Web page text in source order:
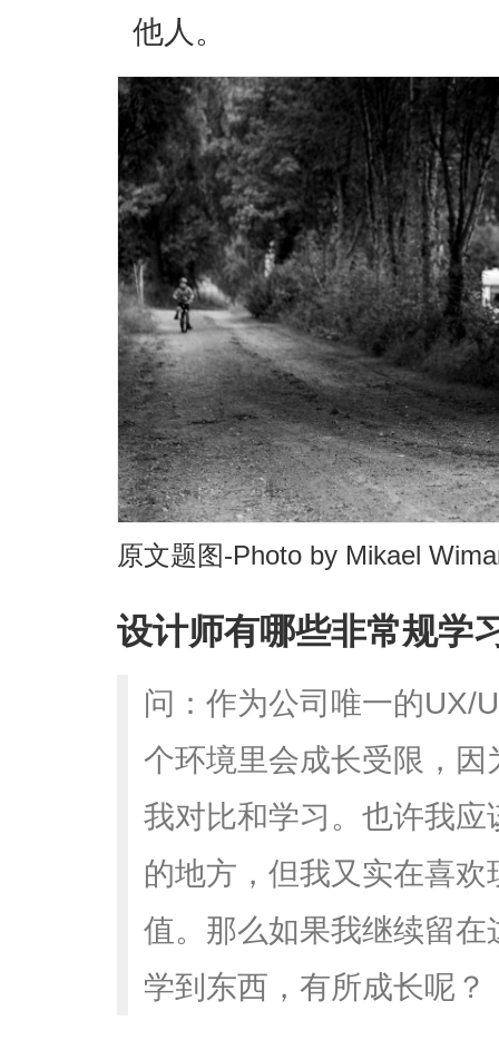
他人。
原文题图-Photo by Mikael
设计师有哪些非常规学
问：作为公司唯一的UX/
个环境里会成长受限，
我对比和学习。也许我
的地方，但我又实在喜
值。那么如果我继续留
学到东西，有所成长呢？